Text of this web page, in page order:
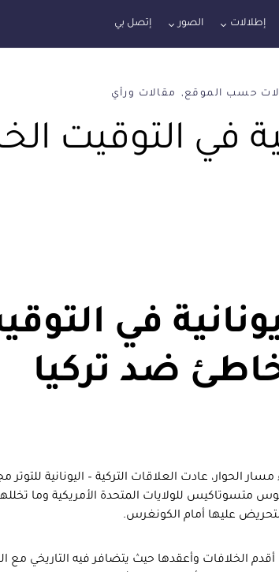
إطلالات الصور إتصل بي
حسب الموقع مقالات ورأي
في التوقيت
في
ضد تركيا
الحوار، عادت العلاقات التركية – اليونانية للتوتر
متسوتاكيس للولايات المتحدة الأمريكية وما
عليها أمام الكونغرس.
أقدم الخلافات وأعقدها حيث يتضافر فيه التاريخي مع